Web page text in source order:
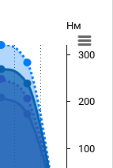
Нм
100
200
300